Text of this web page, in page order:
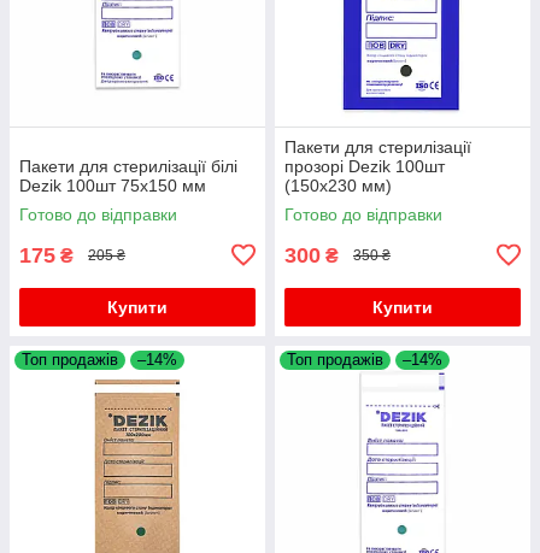
Пакети для стерилізації білі
Dezik 100шт 75х150 мм
Готово до відправки
175 ₴ 205 ₴
Купити
Пакети для стерилізації
прозорі Dezik 100шт
(150х230 мм)
Готово до відправки
300 ₴ 350 ₴
Купити
Топ продажів –14% Топ продажів –14%